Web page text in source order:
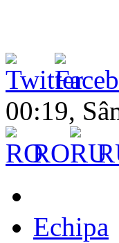
00:19,
RO
Echipa